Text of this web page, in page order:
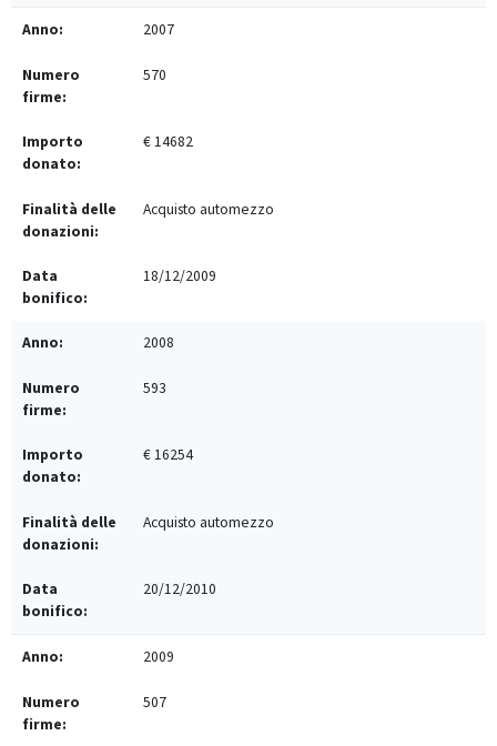
2007
570
€ 14682
Acquisto automezzo
18/12/2009
2008
593
€ 16254
Acquisto automezzo
20/12/2010
2009
507